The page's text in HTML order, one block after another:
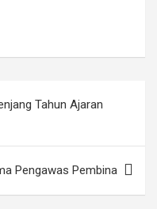
Tahun Ajaran
Pengawas Pembina